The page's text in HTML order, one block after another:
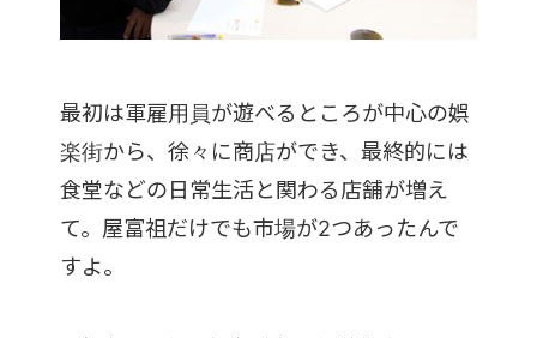
最初は軍雇用員が遊べるところが中心の娯
楽街から、徐々に商店ができ、最終的には
食堂などの日常生活と関わる店舗が増え
て。屋富祖だけでも市場が2つあったんで
すよ。